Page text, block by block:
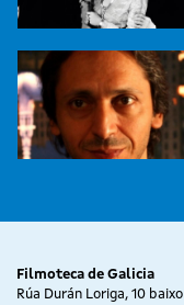
Filmoteca de Galicia
Rúa Durán Loriga, 10 baixo